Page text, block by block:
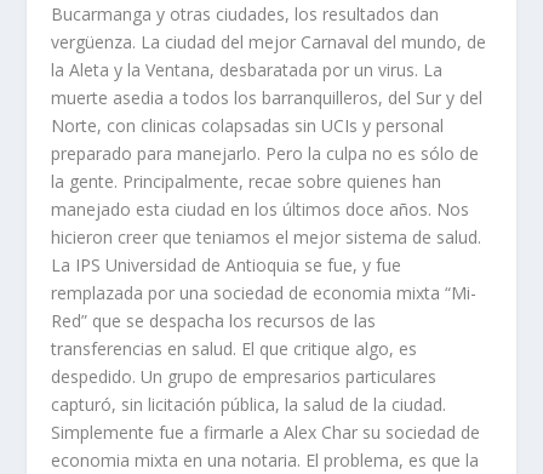
Bucarmanga y otras ciudades, los resultados dan
vergüenza. La ciudad del mejor Carnaval del mundo, de
la Aleta y la Ventana, desbaratada por un virus. La
muerte asedia a todos los barranquilleros, del Sur y del
Norte, con clinicas colapsadas sin UCIs y personal
preparado para manejarlo. Pero la culpa no es sólo de
la gente. Principalmente, recae sobre quienes han
manejado esta ciudad en los últimos doce años. Nos
hicieron creer que teniamos el mejor sistema de salud.
La IPS Universidad de Antioquia se fue, y fue
remplazada por una sociedad de economia mixta “Mi-
Red” que se despacha los recursos de las
transferencias en salud. El que critique algo, es
despedido. Un grupo de empresarios particulares
capturó, sin licitación pública, la salud de la ciudad.
Simplemente fue a firmarle a Alex Char su sociedad de
economia mixta en una notaria. El problema, es que la